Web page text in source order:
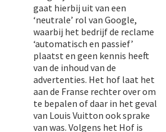
gaat hierbij uit van een
‘neutrale’ rol van Google,
waarbij het bedrijf de reclame
‘automatisch en passief’
plaatst en geen kennis heeft
van de inhoud van de
advertenties. Het hof laat het
aan de Franse rechter over om
te bepalen of daar in het geval
van Louis Vuitton ook sprake
van was. Volgens het Hof is